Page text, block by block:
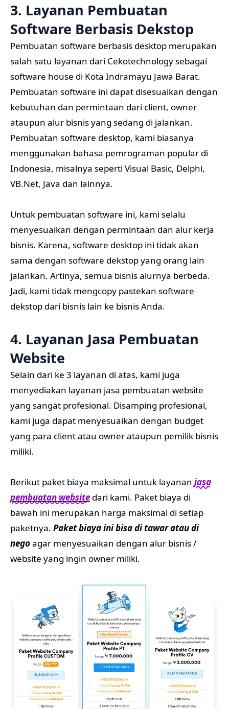
3. Layanan Pembuatan
Software Berbasis Dekstop
Pembuatan software berbasis desktop merupakan
salah satu layanan dari Cekotechnology sebagai
software house di Kota Indramayu Jawa Barat.
Pembuatan software ini dapat disesuaikan dengan
kebutuhan dan permintaan dari client, owner
ataupun alur bisnis yang sedang di jalankan.
Pembuatan software desktop, kami biasanya
menggunakan bahasa pemrograman popular di
Indonesia, misalnya seperti Visual Basic, Delphi,
VB.Net, Java dan lainnya.
Untuk pembuatan software ini, kami selalu
menyesuaikan dengan permintaan dan alur kerja
bisnis. Karena, software desktop ini tidak akan
sama dengan software dekstop yang orang lain
jalankan. Artinya, semua bisnis alurnya berbeda.
Jadi, kami tidak mengcopy pastekan software
dekstop dari bisnis lain ke bisnis Anda.
4. Layanan Jasa Pembuatan
Website
Selain dari ke 3 layanan di atas, kami juga
menyediakan layanan jasa pembuatan website
yang sangat profesional. Disamping profesional,
kami juga dapat menyesuaikan dengan budget
yang para client atau owner ataupun pemilik bisnis
miliki.
Berikut paket biaya maksimal untuk layanan jasa
pembuatan website dari kami. Paket biaya di
bawah ini merupakan harga maksimal di setiap
paketnya. Paket biaya ini bisa di tawar atau di
negoagar menyesuaikan dengan alur bisnis /
website yang ingin owner miliki.